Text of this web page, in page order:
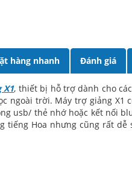
hàng nhanh Đánh giá
X1, thiết bị hỗ trợ dành cho
ngoài trời. Máy trợ giảng X1
usb/ thẻ nhớ hoặc kết nối
tiếng Hoa nhưng cũng rất